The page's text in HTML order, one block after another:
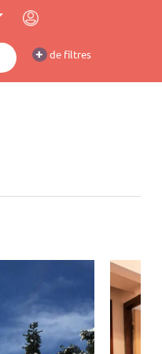
+ de filtres